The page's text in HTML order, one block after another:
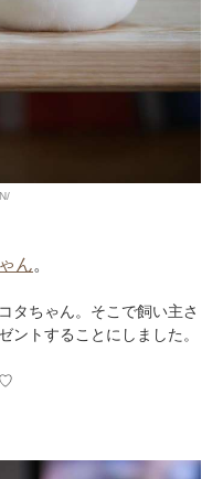
ん。
タちゃん。そこで飼い主さ
ントすることにしました。